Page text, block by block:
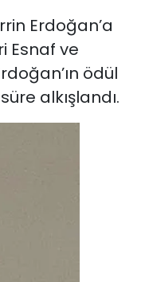
Erdoğan’a
Esnaf ve
ödül
alkışlandı.